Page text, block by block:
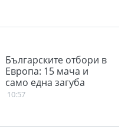
Българските отбори в
Европа: 15 мача и
само една загуба
10:57